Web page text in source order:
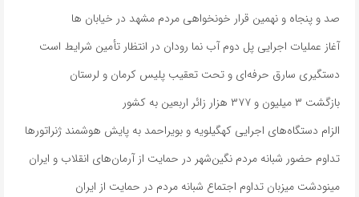
صد و پنجاه و نهمین قرار خونخواهی مردم مشهد در خیابان ها
آغاز عملیات اجرایی پل دوم آب نما رودان در انتظار تأمین شرایط است
دستگیری سارق حرفه‌ای و تحت تعقیب پلیس کرمان و لرستان
بازگشت ۳ میلیون و ۳۷۷ هزار زائر اربعین به کشور
الزام دستگاه‌های اجرایی کهگیلویه و بویراحمد به پایش هوشمند ژنراتورها
تداوم حضور شبانه مردم نگین‌شهر در حمایت از آرمان‌های انقلاب و ایران
مینودشت میزبان تداوم اجتماع شبانه مردم در حمایت از ایران